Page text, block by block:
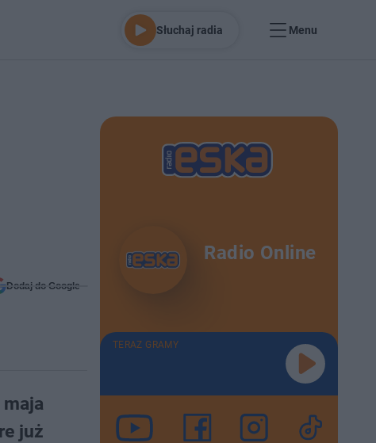
Słuchaj radia Menu
Dodaj do Google
już
Radio Online
TERAZ GRAMY